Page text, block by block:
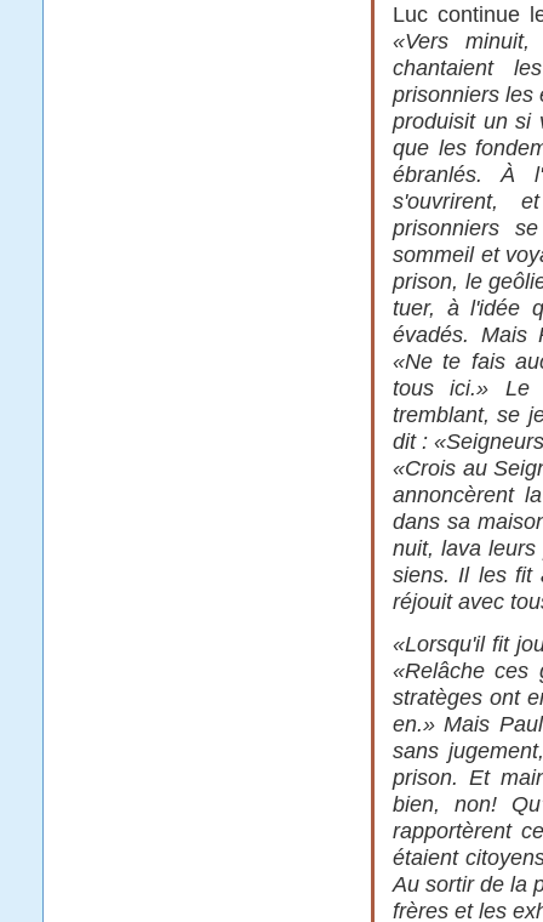
Luc continue
«Vers
chantaient
prisonniers les
produisit un si
que les
ébranlés. À
s'ouvrirent,
prisonniers
sommeil et
prison, le
tuer, à l'idée
évadés. Mais
«Ne te fais
tous ici.» Le
tremblant, se
dit :
«Crois au
annoncèrent
dans sa
nuit, lava
siens. Il les fit
réjouit avec
«Lorsqu'il fit
«Relâche ces
stratèges ont
en.» Mais
sans
prison. Et
bien, non!
rapportèrent
étaient
Au sortir de la
frères et les